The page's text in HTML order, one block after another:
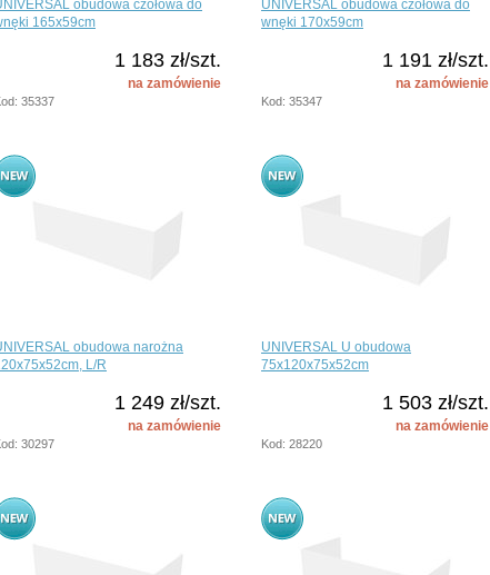
obudowa czołowa do
165x59cm
1 183 zł/szt.
na zamówienie
35337
UNIVERSAL obudowa czołowa do
wnęki 170x59cm
1 191 zł/szt.
na zamówienie
Kod: 35347
obudowa narożna
L/R
1 249 zł/szt.
na zamówienie
30297
UNIVERSAL U obudowa
75x120x75x52cm
1 503 zł/szt.
na zamówienie
Kod: 28220